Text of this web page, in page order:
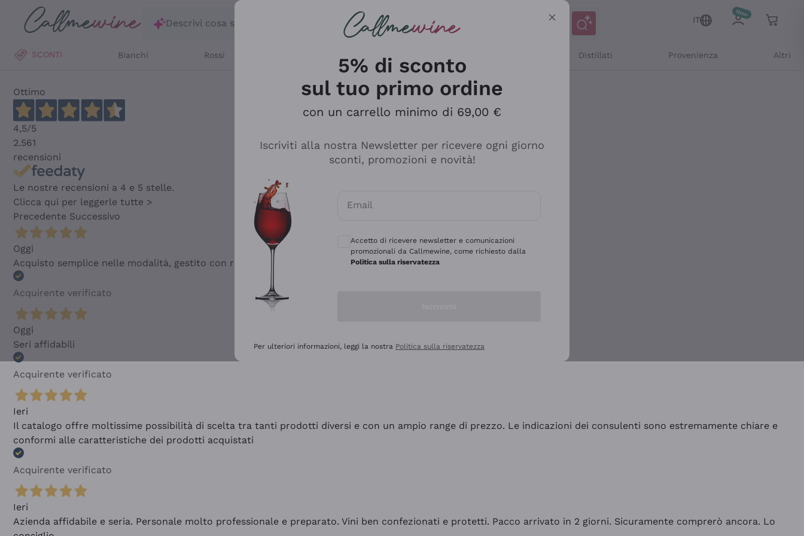
Salta al contenuto principale
Descrivi cosa stai cercando
IT
SCONTI Bianchi Rossi Distillati Provenienza Altri
Ottimo
4,5/5
2.561
recensioni
Le nostre recensioni a 4 e 5 stelle.
Clicca qui per leggerle tutte >
Precedente Successivo
Oggi
Acquisto semplice nelle modalità, gestito con rapidità e professionalità
Acquirente verificato
Oggi
Seri affidabili
Acquirente verificato
Ieri
Il catalogo offre moltissime possibilità di scelta tra tanti prodotti diversi e con un ampio range di prezzo. Le indicazioni dei consulenti sono estremamente chiare e
conformi alle caratteristiche dei prodotti acquistati
Acquirente verificato
Ieri
Azienda affidabile e seria. Personale molto professionale e preparato. Vini ben confezionati e protetti. Pacco arrivato in 2 giorni. Sicuramente comprerò ancora. Lo
5% di sconto
sul tuo primo ordine
con un carrello minimo di 69,00 €
Iscriviti alla nostra Newsletter per ricevere ogni giorno
sconti, promozioni e novità!
Email
Accetto di ricevere newsletter e comunicazioni
promozionali da Callmewine, come richiesto dalla
Politica sulla riservatezza
Per ulteriori informazioni, leggi la nostra Politica sulla riservatezza